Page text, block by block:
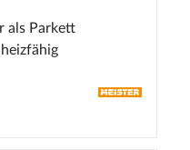
als Parkett